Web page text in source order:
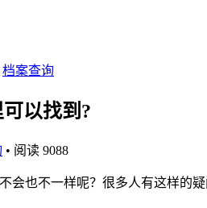
档案查询
以找到?
• 阅读 9088
也不一样呢？很多人有这样的